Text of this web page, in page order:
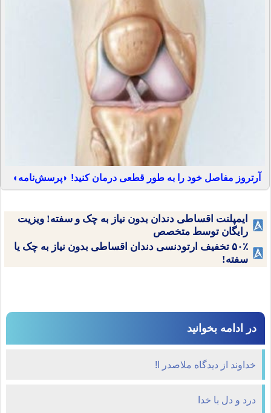
آرتروز مفاصل خود را به طور قطعی درمان کنید! ◗پرسش‌نامه◖
ایمپلنت اقساطی دندان بدون نیاز به چک و سفته! ویزیت
رایگان توسط متخصص
۵۰٪ تخفیف ارتودنسی دندان اقساطی بدون نیاز به چک یا
سفته!
در ادامه بخوانید
خداوند از دیدگاه ملاصدر ا!
درد و دل با خدا